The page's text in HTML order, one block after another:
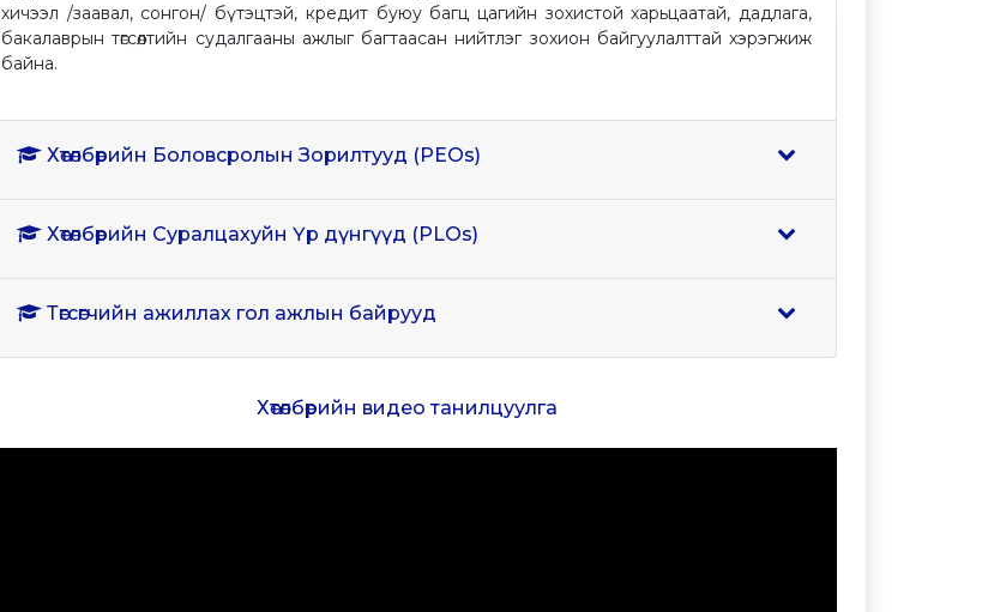
хичээл /заавал, сонгон/ бүтэцтэй, кредит буюу багц цагийн зохистой харьцаатай, дадлага,
бакалаврын төгсөлтийн судалгааны ажлыг багтаасан нийтлэг зохион байгуулалттай хэрэгжиж
байна.
Хөтөлбөрийн Боловсролын Зорилтууд (PEOs)
Хөтөлбөрийн Суралцахуйн Үр дүнгүүд (PLOs)
Төгсөгчийн ажиллах гол ажлын байрууд
Хөтөлбөрийн видео танилцуулга